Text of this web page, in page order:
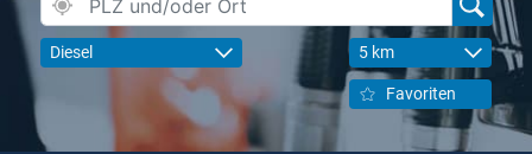
Diesel 5 km
Favoriten